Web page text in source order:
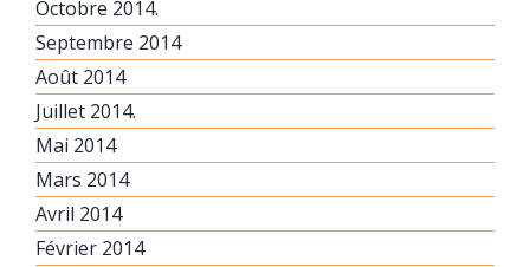
Octobre 2014.
Septembre 2014
Août 2014
Juillet 2014.
Mai 2014
Mars 2014
Avril 2014
Février 2014